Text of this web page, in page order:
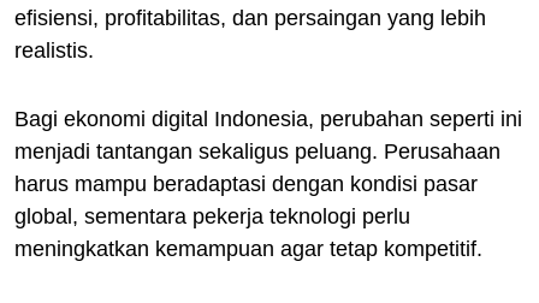
efisiensi, profitabilitas, dan persaingan yang lebih
realistis.
Bagi ekonomi digital Indonesia, perubahan seperti ini
menjadi tantangan sekaligus peluang. Perusahaan
harus mampu beradaptasi dengan kondisi pasar
global, sementara pekerja teknologi perlu
meningkatkan kemampuan agar tetap kompetitif.